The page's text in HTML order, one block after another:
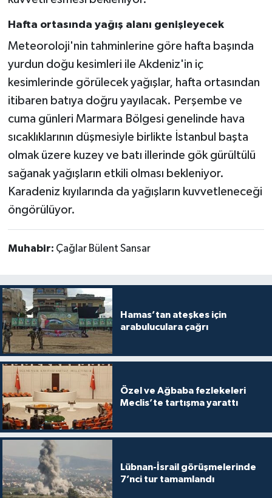
Hafta ortasında yağış alanı genişleyecek
Meteoroloji'nin tahminlerine göre hafta başında
yurdun doğu kesimleri ile Akdeniz'in iç
kesimlerinde görülecek yağışlar, hafta ortasından
itibaren batıya doğru yayılacak. Perşembe ve
cuma günleri Marmara Bölgesi genelinde hava
sıcaklıklarının düşmesiyle birlikte İstanbul başta
olmak üzere kuzey ve batı illerinde gök gürültülü
sağanak yağışların etkili olması bekleniyor.
Karadeniz kıyılarında da yağışların kuvvetleneceği
öngörülüyor.
Muhabir: Çağlar Bülent Sansar
Hamas’tan ateşkes için
arabuluculara çağrı
Özel ve Ağbaba fezlekeleri
Meclis’te tartışma yarattı
Lübnan-İsrail görüşmelerinde
7’nci tur tamamlandı